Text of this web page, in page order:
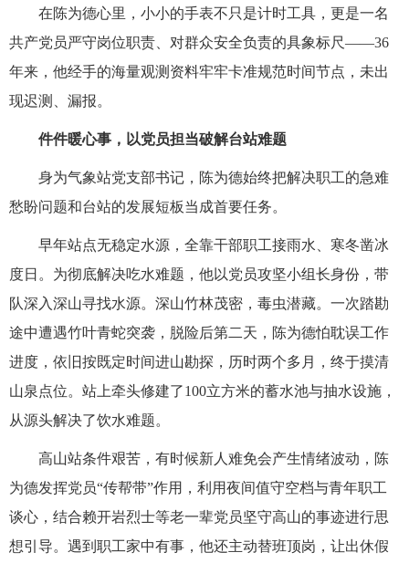
在陈为德心里，小小的手表不只是计时工具，更是一名
共产党员严守岗位职责、对群众安全负责的具象标尺——36
年来，他经手的海量观测资料牢牢卡准规范时间节点，未出
现迟测、漏报。
件件暖心事，以党员担当破解台站难题
身为气象站党支部书记，陈为德始终把解决职工的急难
愁盼问题和台站的发展短板当成首要任务。
早年站点无稳定水源，全靠干部职工接雨水、寒冬凿冰
度日。为彻底解决吃水难题，他以党员攻坚小组长身份，带
队深入深山寻找水源。深山竹林茂密，毒虫潜藏。一次踏勘
途中遭遇竹叶青蛇突袭，脱险后第二天， 陈为德怕耽误工作
进度，依旧按既定时间进山勘探，历时两个多月，终于摸清
山泉点位。站上牵头修建了100立方米的蓄水池与抽水设施，
从源头解决了饮水难题。
高山站条件艰苦，有时候新人难免会产生情绪波动， 陈
为德发挥党员“传帮带”作用，利用夜间值守空档与青年职工
谈心，结合赖开岩烈士等老一辈党员坚守高山的事迹进行思
想引导。遇到职工家中有事，他还主动替班顶岗，让出休假